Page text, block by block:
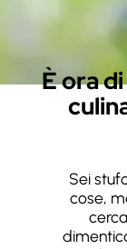
È ora
Sei
cose,